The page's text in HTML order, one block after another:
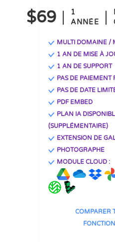
$69
1
ANNÉE
MULTI DOMAINE /
1 AN DE MISE À
1 AN DE SUPPORT
PAS DE PAIEMENT
PAS DE DATE
PDF EMBED
PLAN IA
(SUPPLÉMENTAIRE)
EXTENSION DE
PHOTOGRAPHE
MODULE CLOUD :
COMPARER